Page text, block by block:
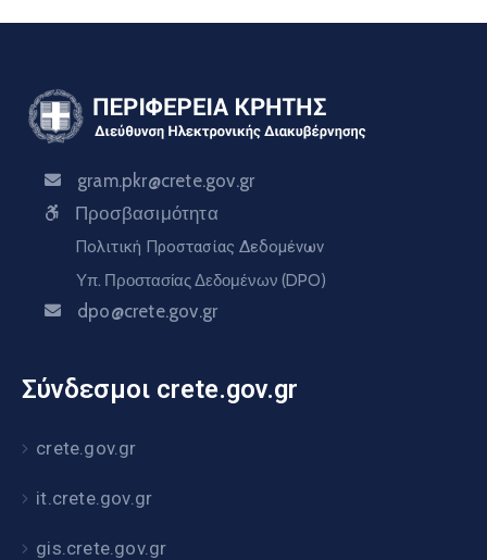
gram.pkr@crete.gov.gr
Προσβασιμότητα
Πολιτική Προστασίας Δεδομένων
Υπ. Προστασίας Δεδομένων (DPO)
dpo@crete.gov.gr
Σύνδεσμοι crete.gov.gr
crete.gov.gr
it.crete.gov.gr
gis.crete.gov.gr